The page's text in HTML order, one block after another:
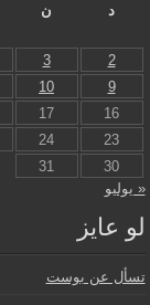
د
ن
2
3
9
10
16
17
23
24
30
31
« يوليو
لو عايز
تسأل عن بوست